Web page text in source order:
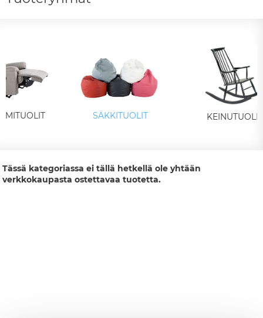
SÄKKITUOLIT KEINUTUOLIT
Tässä kategoriassa ei tällä hetkellä ole yhtään
verkkokaupasta ostettavaa tuotetta.